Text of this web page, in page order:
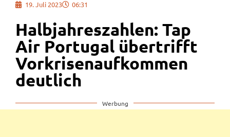
19. Juli 2023 06:31
Halbjahreszahlen: Tap
Air Portugal übertrifft
Vorkrisenaufkommen
deutlich
Werbung